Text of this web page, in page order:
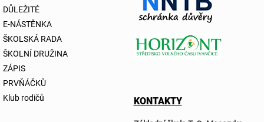
DŮLEŽITÉ
E-NÁSTĚNKA
ŠKOLSKÁ RADA
ŠKOLNÍ DRUŽINA
ZÁPIS
PRVŇÁČKŮ
Klub rodičů
KONTAKTY